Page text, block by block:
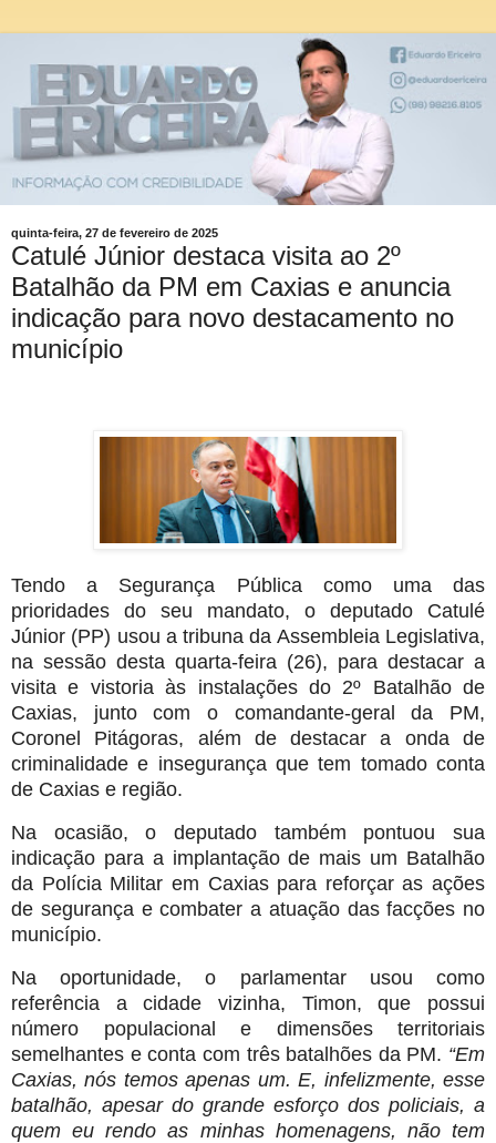
quinta-feira, 27 de fevereiro de 2025
Catulé Júnior destaca visita ao 2º
Batalhão da PM em Caxias e anuncia
indicação para novo destacamento no
município
Tendo a Segurança Pública como uma das
prioridades do seu mandato, o deputado Catulé
Júnior (PP) usou a tribuna da Assembleia Legislativa,
na sessão desta quarta-feira (26), para destacar a
visita e vistoria às instalações do 2º Batalhão de
Caxias, junto com o comandante-geral da PM,
Coronel Pitágoras, além de destacar a onda de
criminalidade e insegurança que tem tomado conta
de Caxias e região.
Na ocasião, o deputado também pontuou sua
indicação para a implantação de mais um Batalhão
da Polícia Militar em Caxias para reforçar as ações
de segurança e combater a atuação das facções no
município.
Na oportunidade, o parlamentar usou como
referência a cidade vizinha, Timon, que possui
número populacional e dimensões territoriais
semelhantes e conta com três batalhões da PM. “Em
Caxias, nós temos apenas um. E, infelizmente, esse
batalhão, apesar do grande esforço dos policiais, a
quem eu rendo as minhas homenagens, não tem